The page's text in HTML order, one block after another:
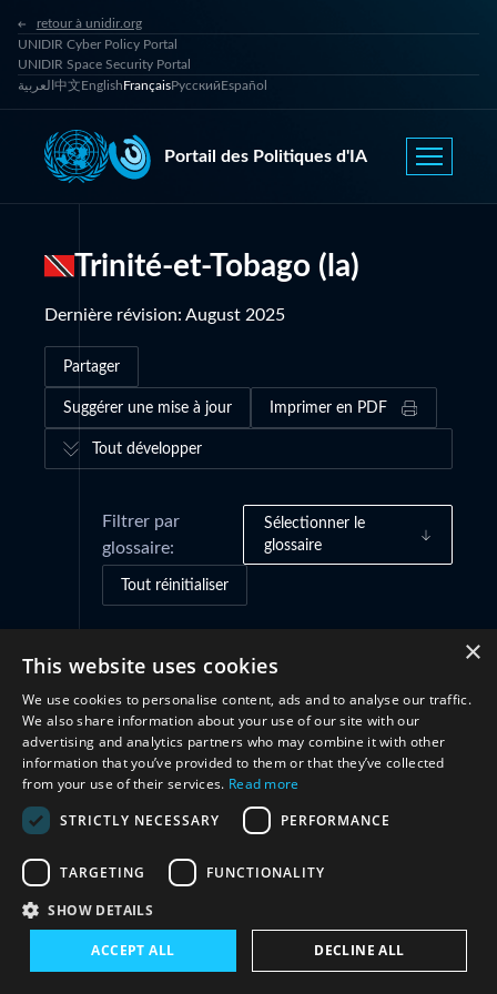
retour à unidir.org
UNIDIR Cyber Policy Portal
UNIDIR Space Security Portal
العربية 中文EnglishFrançaisРусскийEspañol
Portail des Politiques d'IA
Trinité-et-Tobago (la)
Dernière révision: August 2025
Partager
Suggérer une mise à jour Imprimer en PDF
Tout développer
Filtrer par
glossaire:
Sélectionner le
glossaire
Tout réinitialiser
Coopération (1) ×
This website uses cookies
We use cookies to personalise content, ads and to analyse our traffic.
We also share information about your use of our site with our
advertising and analytics partners who may combine it with other
information that you’ve provided to them or that they’ve collected
from your use of their services. Read more
STRICTLY NECESSARY
PERFORMANCE
TARGETING FUNCTIONALITY
SHOW DETAILS
ACCEPT ALL DECLINE ALL